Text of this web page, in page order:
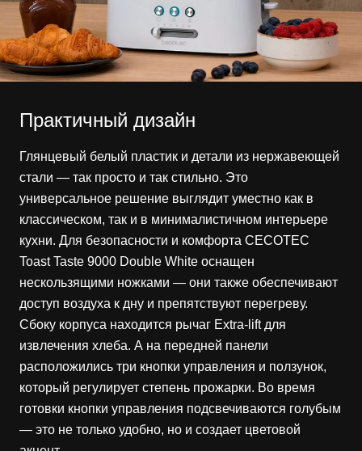
Практичный дизайн
Глянцевый белый пластик и детали из нержавеющей
стали — так просто и так стильно. Это
универсальное решение выглядит уместно как в
классическом, так и в минималистичном интерьере
кухни. Для безопасности и комфорта CECOTEC
Toast Taste 9000 Double White оснащен
нескользящими ножками — они также обеспечивают
доступ воздуха к дну и препятствуют перегреву.
Сбоку корпуса находится рычаг Extra-lift для
извлечения хлеба. А на передней панели
расположились три кнопки управления и ползунок,
который регулирует степень прожарки. Во время
готовки кнопки управления подсвечиваются голубым
— это не только удобно, но и создает цветовой